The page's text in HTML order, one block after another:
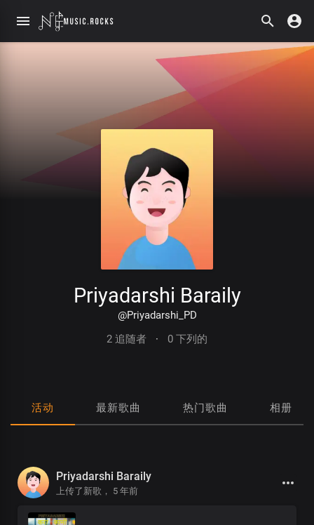
Priyadarshi Baraily
@Priyadarshi_PD
2 追随者
· 0 下列的
活动 最新歌曲 热门歌曲 相册
Priyadarshi Baraily
上传了新歌， 5 年前